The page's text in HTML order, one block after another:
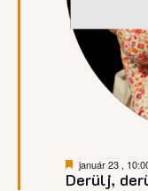
Derülj,
Kiemelt
január 23 ,